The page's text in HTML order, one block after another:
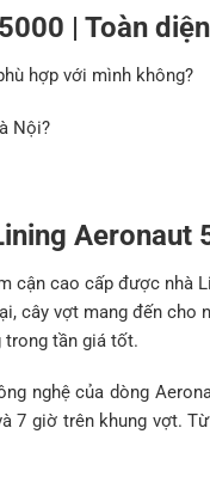
| Toàn
hợp với mình không?
Nội?
Aeronaut
cận cao cấp được nhà
cây vợt mang đến cho
trong tần giá tốt.
nghệ của dòng
giờ trên khung vợt.